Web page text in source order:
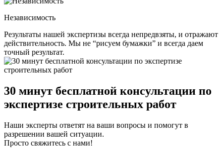
Независимость
Результаты нашей экспертизы всегда непредвзяты, и отражают
действительность. Мы не “рисуем бумажки” и всегда даем
точный результат.
30 минут бесплатной консультации по
экспертизе строительных работ
Наши эксперты ответят на ваши вопросы и помогут в
разрешении вашей ситуации.
Просто свяжитесь с нами!